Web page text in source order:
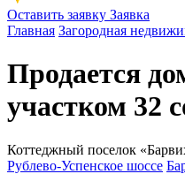
Оставить заявку Заявка
Главная Загородная
Продается
участком 32
Коттеджный поселок
Рублево-Успенское шоссе